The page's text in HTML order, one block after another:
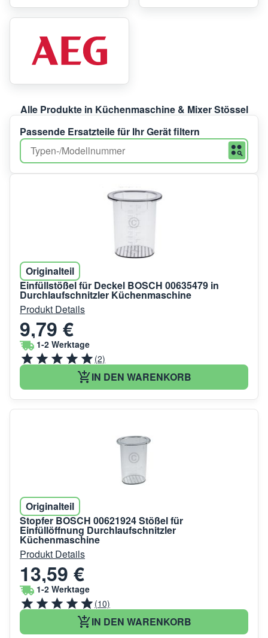
Alle Produkte in Küchenmaschine & Mixer Stössel
Passende Ersatzteile für Ihr Gerät filtern
Originalteil
Einfüllstößel für Deckel BOSCH 00635479 in
Durchlaufschnitzler Küchenmaschine
Produkt Details
9,79 €
1-2 Werktage
(2)
IN DEN WARENKORB
Originalteil
Stopfer BOSCH 00621924 Stößel für
Einfüllöffnung Durchlaufschnitzler
Küchenmaschine
Produkt Details
13,59 €
1-2 Werktage
(10)
IN DEN WARENKORB